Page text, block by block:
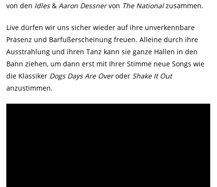
von den Idles&Aaron Dessnervon The Nationalzusammen.
Live dürfen wir uns sicher wieder auf ihre unverkennbare
Präsenz und Barfußerscheinung freuen. Alleine durch ihre
Ausstrahlung und ihren Tanz kann sie ganze Hallen in den
Bann ziehen, um dann erst mit Ihrer Stimme neue Songs wie
die Klassiker Dogs Days Are Overoder Shake It Out
anzustimmen.